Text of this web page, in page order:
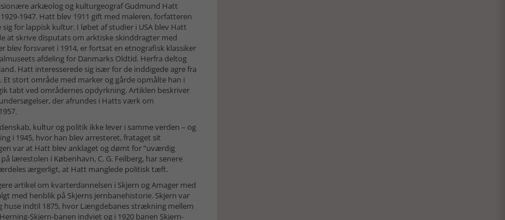
arkæolog og kulturgeograf Gudmund Hatt
1947. Hatt blev 1911 gift med maleren, forfatteren
for lappisk kultur. I løbet af studier i USA blev Hatt
at skrive disputats om arktiske skinddragter med
forsvaret i 1914, er fortsat en etnografisk klassiker
afdeling for Danmarks Oldtid. Herfra deltog
Hatt interesserede sig især for de inddigede agre fra
stort område med marker og gårde opmålte han i
tabt ved områdernes opdyrkning. Artiklen beskriver
der afrundes i Hatts værk om
kultur og politik ikke lever i samme verden – og
i 1945, hvor han blev arresteret, frataget sit
var at Hatt blev anklaget og dømt for ”uværdig
lærestolen i København, C. G. Feilberg, har senere
ærgerligt, at Hatt manglede politisk tæft.
artikel om kvarterdannelsen i Skjern og Amager med
med henblik på Skjerns jernbanehistorie. Skjern var
huse indtil 1875, hvor Længdebanes strækning mellem
Skjern-banen indviet og i 1920 banen Skjern-